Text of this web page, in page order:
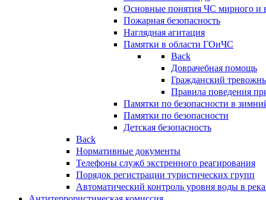
Основные понятия ЧС мирного и
Пожарная безопасность
Наглядная агитация
Памятки в области ГОиЧС
Back
Доврачебная помощь
Гражданский
Правила поведения
Памятки по безопасности в
Памятки по безопасности
Детская безопасность
Back
Нормативные документы
Телефоны служб экстренного реагирования
Порядок регистрации туристических групп
Автоматический контроль уровня воды в